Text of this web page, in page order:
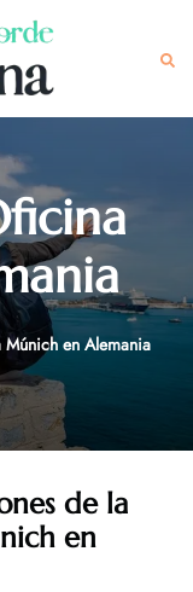
en Alemania
de la
en